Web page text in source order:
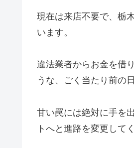
現在は来店不要で、栃
います。
違法業者からお金を借
うな、ごく当たり前の
甘い罠には絶対に手を
トへと進路を変更して